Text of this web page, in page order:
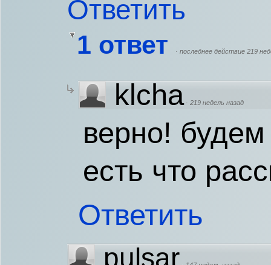
Ответить
1 ответ · последнее действие 219
klcha · 219 недель назад
верно!
есть что
Ответить
pulsar